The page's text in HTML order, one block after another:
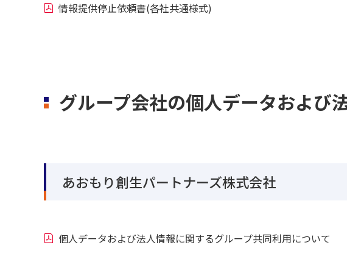
情報提供停止依頼書(各社共通様式)
グループ会社の個人データおよび
あおもり創生パートナーズ株式会社
個人データおよび法人情報に関するグループ共同利用について